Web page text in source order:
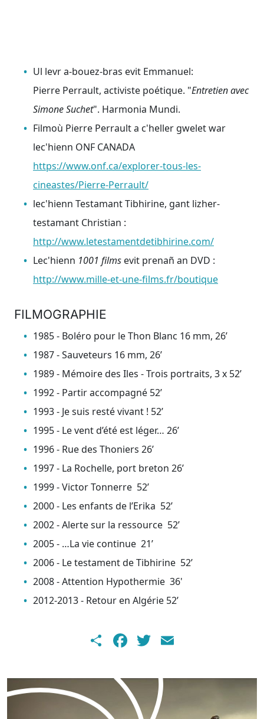
Ul levr a-bouez-bras evit Emmanuel:
Pierre Perrault, activiste poétique. "Entretien avec
Simone Suchet". Harmonia Mundi.
Filmoù Pierre Perrault a c'heller gwelet war
lec'hienn ONF CANADA
https://www.onf.ca/explorer-tous-les-
cineastes/Pierre-Perrault/
lec'hienn Testamant Tibhirine, gant lizher-
testamant Christian :
http://www.letestamentdetibhirine.com/
Lec'hienn 1001 films evit prenañ an DVD :
http://www.mille-et-une-films.fr/boutique
FILMOGRAPHIE
1985 - Boléro pour le Thon Blanc 16 mm, 26’
1987 - Sauveteurs 16 mm, 26’
1989 - Mémoire des Iles - Trois portraits, 3 x 52’
1992 - Partir accompagné 52’
1993 - Je suis resté vivant ! 52’
1995 - Le vent d’été est léger… 26’
1996 - Rue des Thoniers 26’
1997 - La Rochelle, port breton 26’
1999 - Victor Tonnerre 52’
2000 - Les enfants de l’Erika 52’
2002 - Alerte sur la ressource 52’
2005 - …La vie continue 21’
2006 - Le testament de Tibhirine 52’
2008 - Attention Hypothermie 36'
2012-2013 - Retour en Algérie 52’
ShareFacebook
Twitter